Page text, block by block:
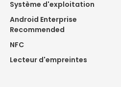
Système d'exploitation
Android Enterprise
Recommended
NFC
Lecteur d'empreintes